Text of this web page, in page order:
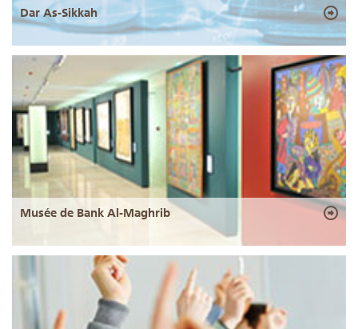
Dar As-Sikkah
Musée de Bank Al-Maghrib